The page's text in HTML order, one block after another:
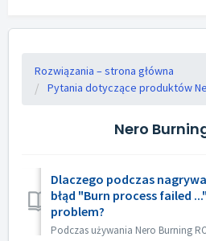
Rozwiązania – strona główna
Pytania dotyczące produktów
Nero
Dlaczego podczas
błąd "Burn process failed
problem?